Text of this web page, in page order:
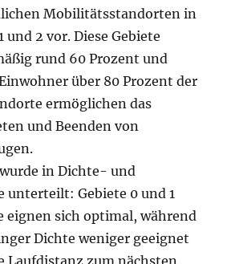
Mobilitätsstandorten in
und 2 vor. Diese Gebiete
rund 60 Prozent und
über 80 Prozent der
ermöglichen das
und Beenden von
in Dichte- und
unterteilt: Gebiete 0 und 1
eignen sich optimal, während
Dichte weniger geeignet
Laufdistanz zum nächsten